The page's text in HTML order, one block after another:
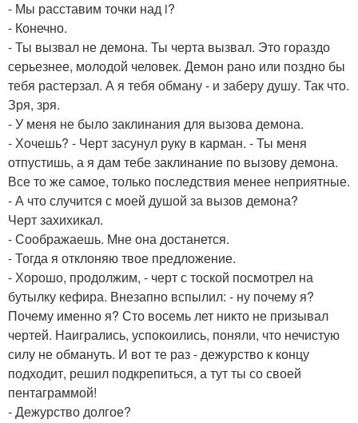
- Мы расставим точки над i?
- Конечно.
- Ты вызвал не демона. Ты черта вызвал. Это гораздо
серьезнее, молодой человек. Демон рано или поздно бы
тебя растерзал. А я тебя обману - и заберу душу. Так что.
Зря, зря.
- У меня не было заклинания для вызова демона.
- Хочешь? - Черт засунул руку в карман. - Ты меня
отпустишь, а я дам тебе заклинание по вызову демона.
Все то же самое, только последствия менее неприятные.
- А что случится с моей душой за вызов демона?
Черт захихикал.
- Соображаешь. Мне она достанется.
- Тогда я отклоняю твое предложение.
- Хорошо, продолжим, - черт с тоской посмотрел на
бутылку кефира. Внезапно вспылил: - ну почему я?
Почему именно я? Сто восемь лет никто не призывал
чертей. Наигрались, успокоились, поняли, что нечистую
силу не обмануть. И вот те раз - дежурство к концу
подходит, решил подкрепиться, а тут ты со своей
пентаграммой!
- Дежурство долгое?